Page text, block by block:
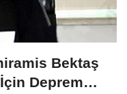
Bektaş
Deprem